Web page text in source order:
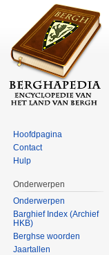
Hoofdpagina
Contact
Hulp
Onderwerpen
Onderwerpen
Barghief Index (Archief
HKB)
Berghse woorden
Jaartallen